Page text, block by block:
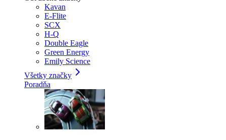
Kavan
E-Flite
SCX
H-Q
Double Eagle
Green Energy
Emily Science
Všetky značky
Poradňa